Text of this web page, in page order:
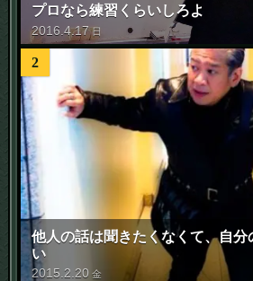
プロなら練習くらいしろよ
2016 .4.17 日
2
他人の話は聞きたくなくて、自分
い
2015 2 20 金